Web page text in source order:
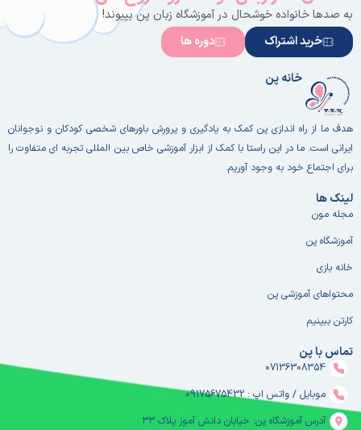
به صدها خانواده خوشحال در آموزشگاه زبان پن بپیوند!
خرید اشتراک
دوره ها
خانه پن
هدف ما از راه اندازی پن کمک به یادگیری و پرورش باورهای شخصی کودکان و نوجوانان
ایرانی است. ما در این راستا با کمک از ابزار آموزشی خاص بین المللی تجربه ای متفاوت را
برای اجتماع خود به وجود آوریم.
لینک ها
مجله مون
آموزشگاه پن
خانه بازی
محتواهای آموزشی پن
کارتن ببینیم
تماس با پن
07136308354
موبایل / واتس اپ : 09175675432
آدرس آموزشگاه پن: خیابان دانش آموز پلاک ۳۳